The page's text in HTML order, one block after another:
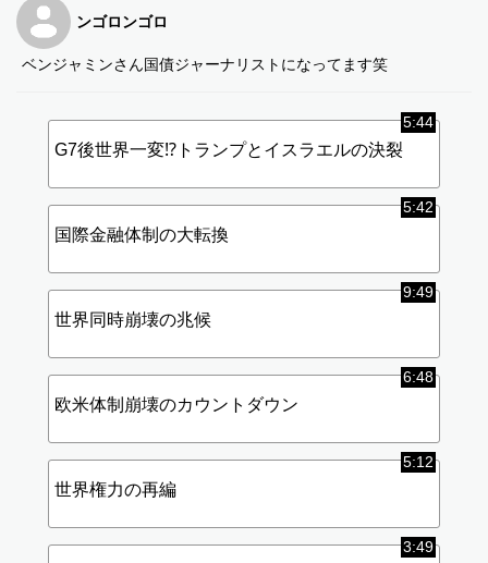
ンゴロンゴロ
ベンジャミンさん国債ジャーナリストになってます笑
5:44
G7後世界一変⁉︎トランプとイスラエルの決裂
5:42
国際金融体制の大転換
9:49
世界同時崩壊の兆候
6:48
欧米体制崩壊のカウントダウン
5:12
世界権力の再編
3:49